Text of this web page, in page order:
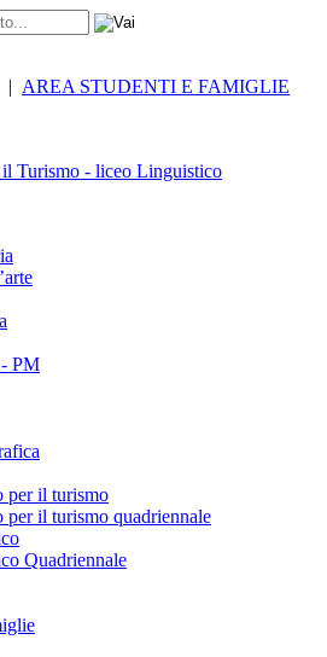
| AREA STUDENTI E FAMIGLIE
Turismo - liceo Linguistico
PM
per il turismo
per il turismo quadriennale
Quadriennale